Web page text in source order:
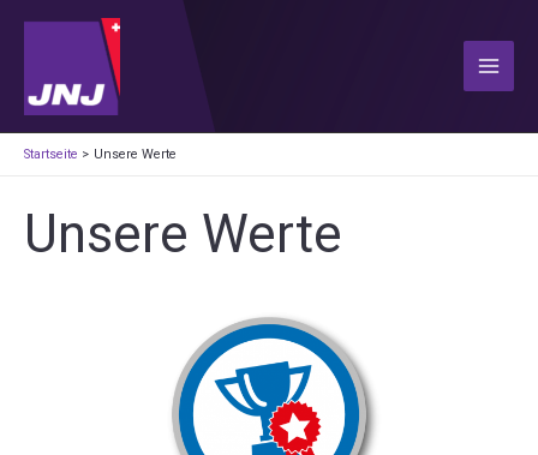
springen
Main
Startseite Unsere Werte
Unsere Werte